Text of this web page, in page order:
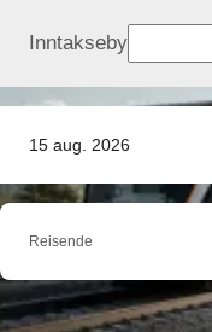
15 aug. 2026
Inntakseby
Reisende